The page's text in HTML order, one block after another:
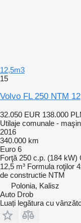
12,5m3
15
Volvo FL 250 NTM
32.050 EUR 138.000
Utilaje comunale -
2016
340.000 km
Euro 6
Forţă 250 c.p. (184 kW)
12,5 m³ Formula roţilor
de constructie NTM
Polonia, Kalisz
Auto Drob
Luați legătura cu